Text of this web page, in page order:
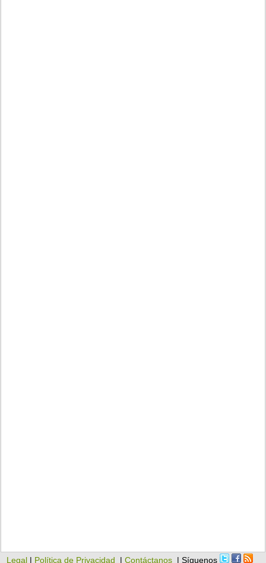
Legal | Política de Privacidad |Contáctanos | Síguenos